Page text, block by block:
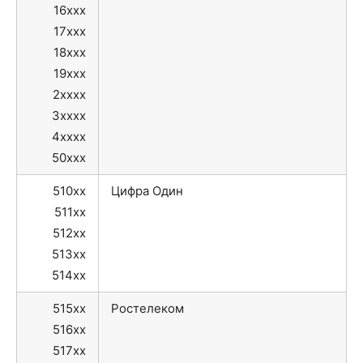
16xxx
17xxx
18xxx
19xxx
2xxxx
3xxxx
4xxxx
50xxx
510xx
511xx
512xx
513xx
514xx
Цифра Один
515xx
516xx
517xx
Ростелеком